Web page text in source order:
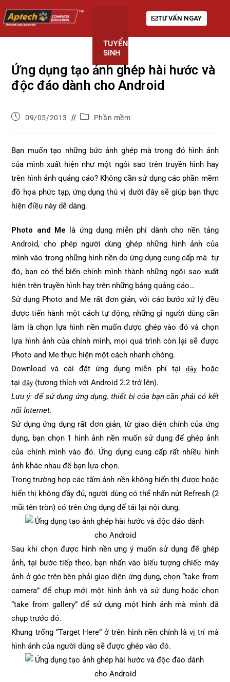
TUYỂN
SINH
TƯ VẤN NGAY
Ứng dụng tạo ảnh ghép hài hước và
độc đáo dành cho Android
09/05/2013 Phần mềm
Bạn muốn tạo những bức ảnh ghép mà trong đó hình ảnh
của mình xuất hiện như một ngôi sao trên truyền hình hay
trên hình ảnh quảng cáo? Không cần sử dụng các phần mềm
đồ họa phức tạp, ứng dụng thú vị dưới đây sẽ giúp bạn thực
hiện điều này dễ dàng.
Photo and Me là ứng dụng miễn phí dành cho nền tảng
Android, cho phép người dùng ghép những hình ảnh của
mình vào trong những hình nền do ứng dụng cung cấp mà tự
đó, bạn có thể biến chính mình thành những ngôi sao xuất
hiện trên truyền hình hay trên những bảng quảng cáo…
Sử dụng Photo and Me rất đơn giản, với các bước xử lý đều
được tiến hành một cách tự động, những gì người dùng cần
làm là chọn lựa hình nền muốn được ghép vào đó và chọn
lựa hình ảnh của chính mình, mọi quá trình còn lại sẽ được
Photo and Me thực hiện một cách nhanh chóng.
Download và cài đặt ứng dụng miễn phí tại
đâyhoặc
tạiđây (tương thích với Android 2.2 trở lên).
Lưu ý: để sử dụng ứng dụng, thiết bị của bạn cần phải có kết
nối Internet.
Sử dụng ứng dụng rất đơn giản, từ giao diện chính của ứng
dụng, bạn chọn 1 hình ảnh nền muốn sử dụng để ghép ảnh
của chính mình vào đó. Ứng dụng cung cấp rất nhiều hình
ảnh khác nhau để bạn lựa chọn.
Trong trường hợp các tấm ảnh nền không hiển thị được hoặc
hiển thị không đầy đủ, người dùng có thể nhấn nút Refresh (2
mũi tên tròn) có trên ứng dụng để tải lại nội dung.
Sau khi chọn được hình nền ưng ý muốn sử dụng để ghép
ảnh, tại bước tiếp theo, bạn nhấn vào biểu tượng chiếc máy
ảnh ở góc trên bên phải giao diện ứng dụng, chọn “take from
camera” để chụp mới một hình ảnh và sử dụng hoặc chọn
“take from gallery” để sử dụng một hình ảnh mà mình đã
chụp trước đó.
Khung trống “Target Here” ở trên hình nền chính là vị trí mà
hình ảnh của người dùng sẽ được ghép vào đó.